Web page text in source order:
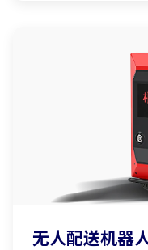
无人配送机器